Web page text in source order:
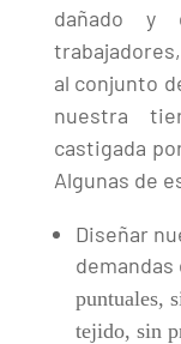
dañado y
al conjunto
nuestra
castigada
Algunas de
Diseñar
puntuales,
tejido, sin